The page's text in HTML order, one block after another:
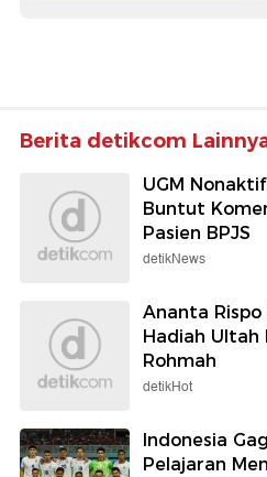
Berita detikcom
UGM
Buntut
Pasien BPJS
detikNews
Ananta
Hadiah Ultah
Rohmah
detikHot
Indonesia
Pelajaran